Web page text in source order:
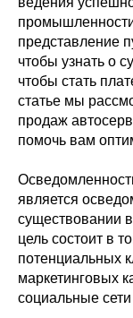
представление
чтобы узнать о
чтобы стать
статье мы
продаж
помочь вам
является
существовании
цель состоит в
потенциальных
маркетинговых
социальные